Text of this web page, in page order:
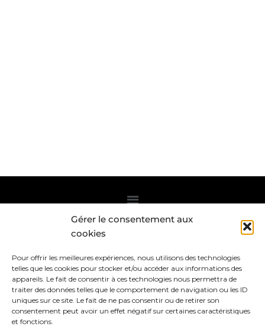
Gérer le consentement aux
cookies
Pour offrir les meilleures expériences, nous utilisons des technologies
telles que les cookies pour stocker et/ou accéder aux informations des
appareils. Le fait de consentir à ces technologies nous permettra de
traiter des données telles que le comportement de navigation ou les ID
uniques sur ce site. Le fait de ne pas consentir ou de retirer son
consentement peut avoir un effet négatif sur certaines caractéristiques
et fonctions.
Abonnez-vous à la Newsletter